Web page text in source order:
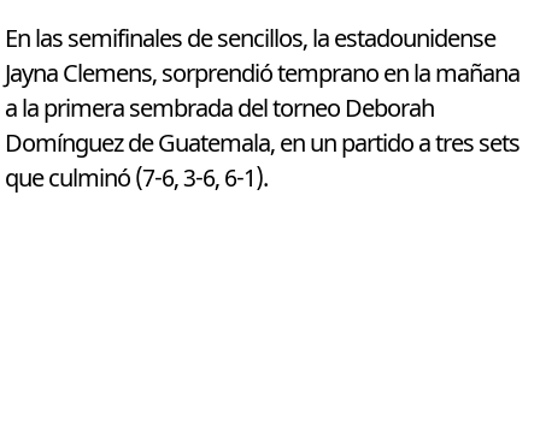
En las semifinales de sencillos, la estadounidense
Jayna Clemens, sorprendió temprano en la mañana
a la primera sembrada del torneo Deborah
Domínguez de Guatemala, en un partido a tres sets
que culminó (7-6, 3-6, 6-1).